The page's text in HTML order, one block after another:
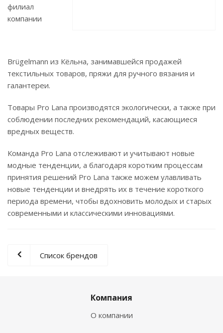
филиал
компании
Brügelmann из Кёльна, занимавшейся продажей
текстильных товаров, пряжи для ручного вязания и
галантереи.
Товары Pro Lana производятся экологически, а также при
соблюдении последних рекомендаций, касающиеся
вредных веществ.
Команда Pro Lana отслеживают и учитывают новые
модные тенденции, а благодаря коротким процессам
принятия решений Pro Lana также можем улавливать
новые тенденции и внедрять их в течение короткого
периода времени, чтобы вдохновить молодых и старых
современными и классическими инновациями.
Список брендов
Компания
О компании